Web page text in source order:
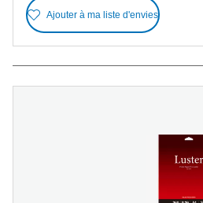
Ajouter à ma liste d'envies